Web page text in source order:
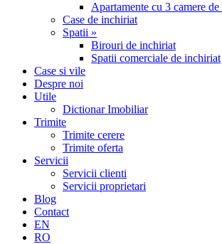
Apartamente cu 3 camere
Case de inchiriat
Spatii »
Birouri de inchiriat
Spatii comerciale de inchiriat
Case si vile
Despre noi
Utile
Dictionar Imobiliar
Trimite
Trimite cerere
Trimite oferta
Servicii
Servicii clienti
Servicii proprietari
Blog
Contact
EN
RO